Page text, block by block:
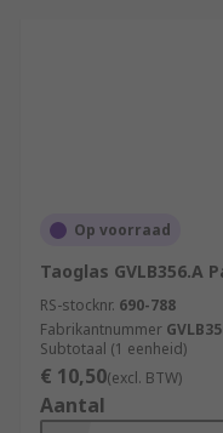
Op voorraad
Taoglas GVLB356.A
RS-stocknr. 690-788
Fabrikantnummer
Subtotaal (1 eenheid)
€ 10,50(excl. BTW)
Aantal